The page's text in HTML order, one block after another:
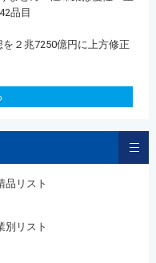
品目
２兆7250億円に上方修正
品リスト
別リスト